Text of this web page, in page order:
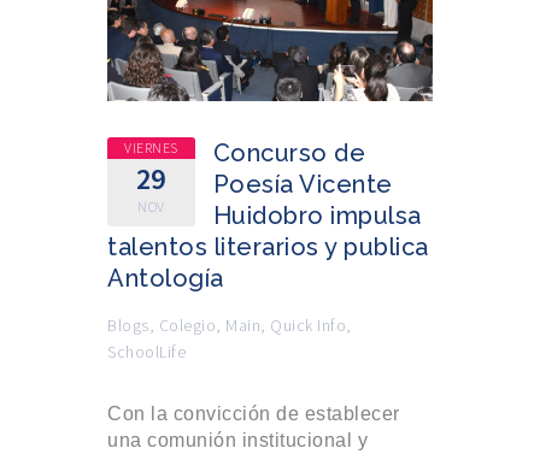
VIERNES
29
NOV
Concurso de
Poesía Vicente
Huidobro impulsa
talentos literarios y publica
Antología
Blogs Colegio Main Quick Info
SchoolLife
Con la convicción de establecer
una comunión institucional y